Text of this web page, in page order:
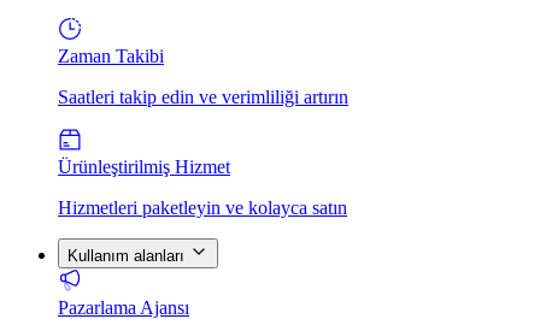
Zaman Takibi
Saatleri takip edin ve verimliliği artırın
Ürünleştirilmiş Hizmet
Hizmetleri paketleyin ve kolayca satın
Kullanım alanları
Pazarlama Ajansı